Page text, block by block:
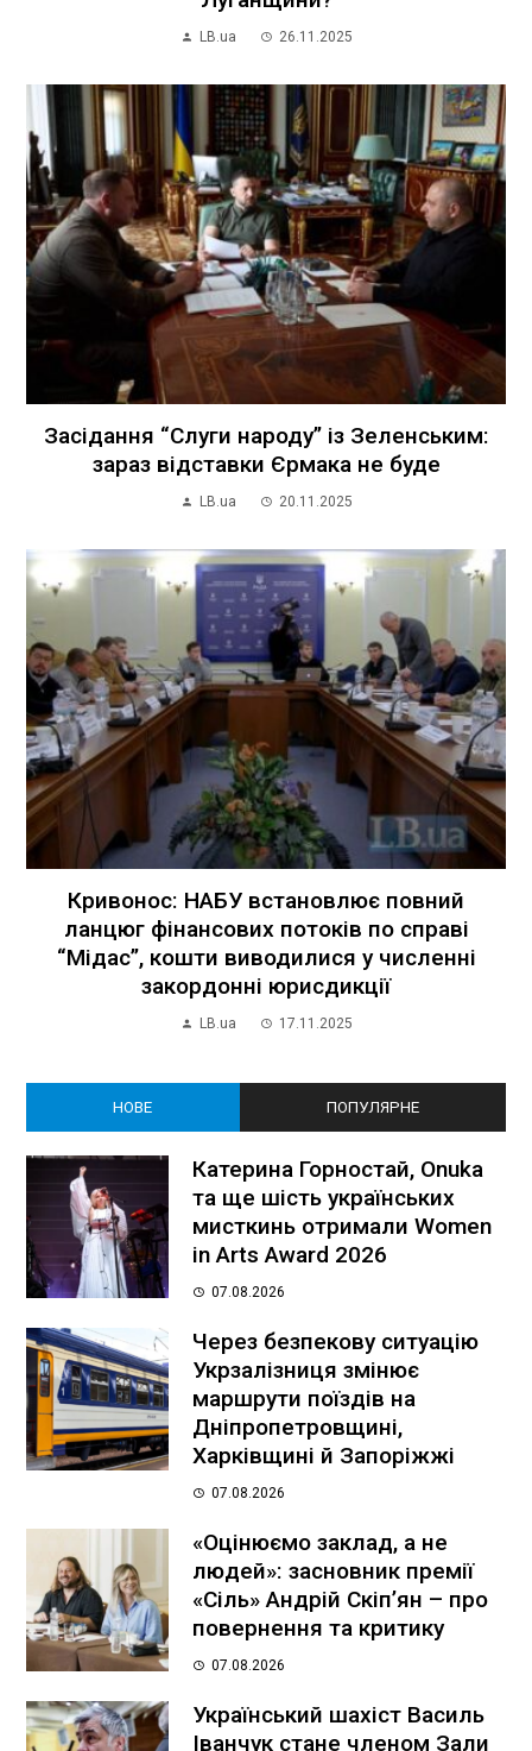
LB.ua 26.11.2025
Засідання “Слуги народу” із Зеленським:
зараз відставки Єрмака не буде
LB.ua 20.11.2025
Кривонос: НАБУ встановлює повний
ланцюг фінансових потоків по справі
“Мідас”, кошти виводилися у численні
закордонні юрисдикції
LB.ua 17.11.2025
НОВЕ ПОПУЛЯРНЕ
Катерина Горностай, Onuka
та ще шість українських
мисткинь отримали Women
in Arts Award 2026
07.08.2026
Через безпекову ситуацію
Укрзалізниця змінює
маршрути поїздів на
Дніпропетровщині,
Харківщині й Запоріжжі
07.08.2026
«Оцінюємо заклад, а не
людей»: засновник премії
«Сіль» Андрій Скіпʼян – про
повернення та критику
07.08.2026
Український шахіст Василь
Іванчук стане членом Зали